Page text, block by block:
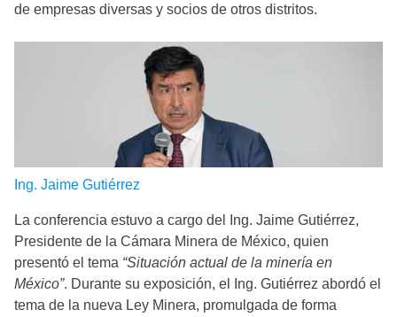
de empresas diversas y socios de otros distritos.
Ing. Jaime Gutiérrez
La conferencia estuvo a cargo del Ing. Jaime Gutiérrez,
Presidente de la Cámara Minera de México, quien
presentó el tema “Situación actual de la minería en
México”. Durante su exposición, el Ing. Gutiérrez abordó el
tema de la nueva Ley Minera, promulgada de forma